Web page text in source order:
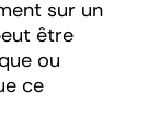
sur un
être
ou
ce